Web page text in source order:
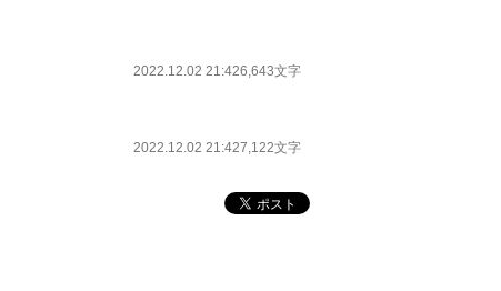
2022.12.02 21:426,643文字
2022.12.02 21:427,122文字